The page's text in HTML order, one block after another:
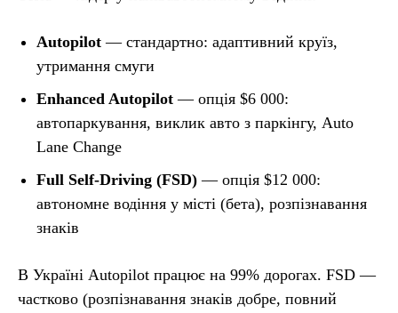
Autopilot — стандартно: адаптивний круїз,
утримання смуги
Enhanced Autopilot — опція $6 000:
автопаркування, виклик авто з паркінгу, Auto
Lane Change
Full Self-Driving (FSD) — опція $12 000:
автономне водіння у місті (бета), розпізнавання
знаків
В Україні Autopilot працює на 99% дорогах. FSD —
частково (розпізнавання знаків добре, повний